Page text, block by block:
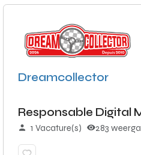
Dreamcollector
Responsable Digital
1 Vacature(s) 283